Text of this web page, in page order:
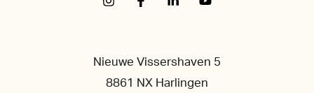
Nieuwe Vissershaven 5
8861 NX Harlingen